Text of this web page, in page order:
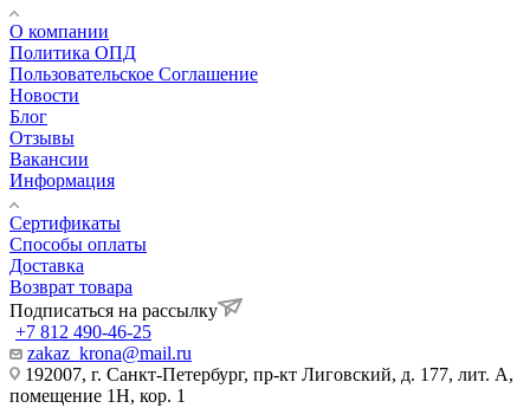
О компании
Политика ОПД
Пользовательское Соглашение
Новости
Блог
Отзывы
Вакансии
Информация
Сертификаты
Способы оплаты
Доставка
Возврат товара
Подписаться на рассылку
+7 812 490-46-25
zakaz_krona@mail.ru
192007, г. Санкт-Петербург, пр-кт Лиговский, д. 177, лит. А,
помещение 1Н, кор. 1